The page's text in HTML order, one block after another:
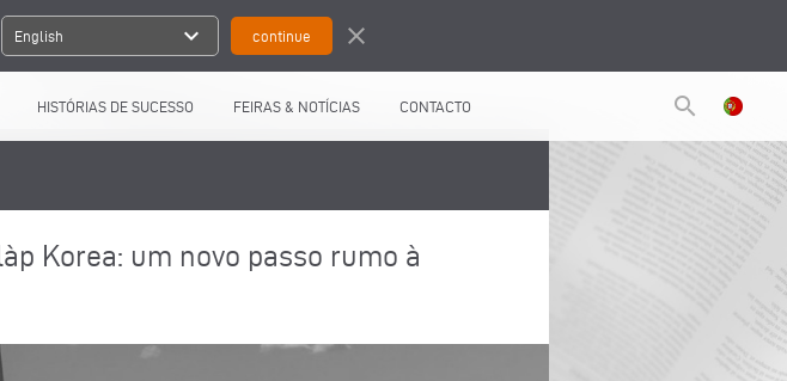
English expand_more close
HISTÓRIAS DE SUCESSO FEIRAS & NOTÍCIAS CONTACTO search
Korea: um novo passo rumo à